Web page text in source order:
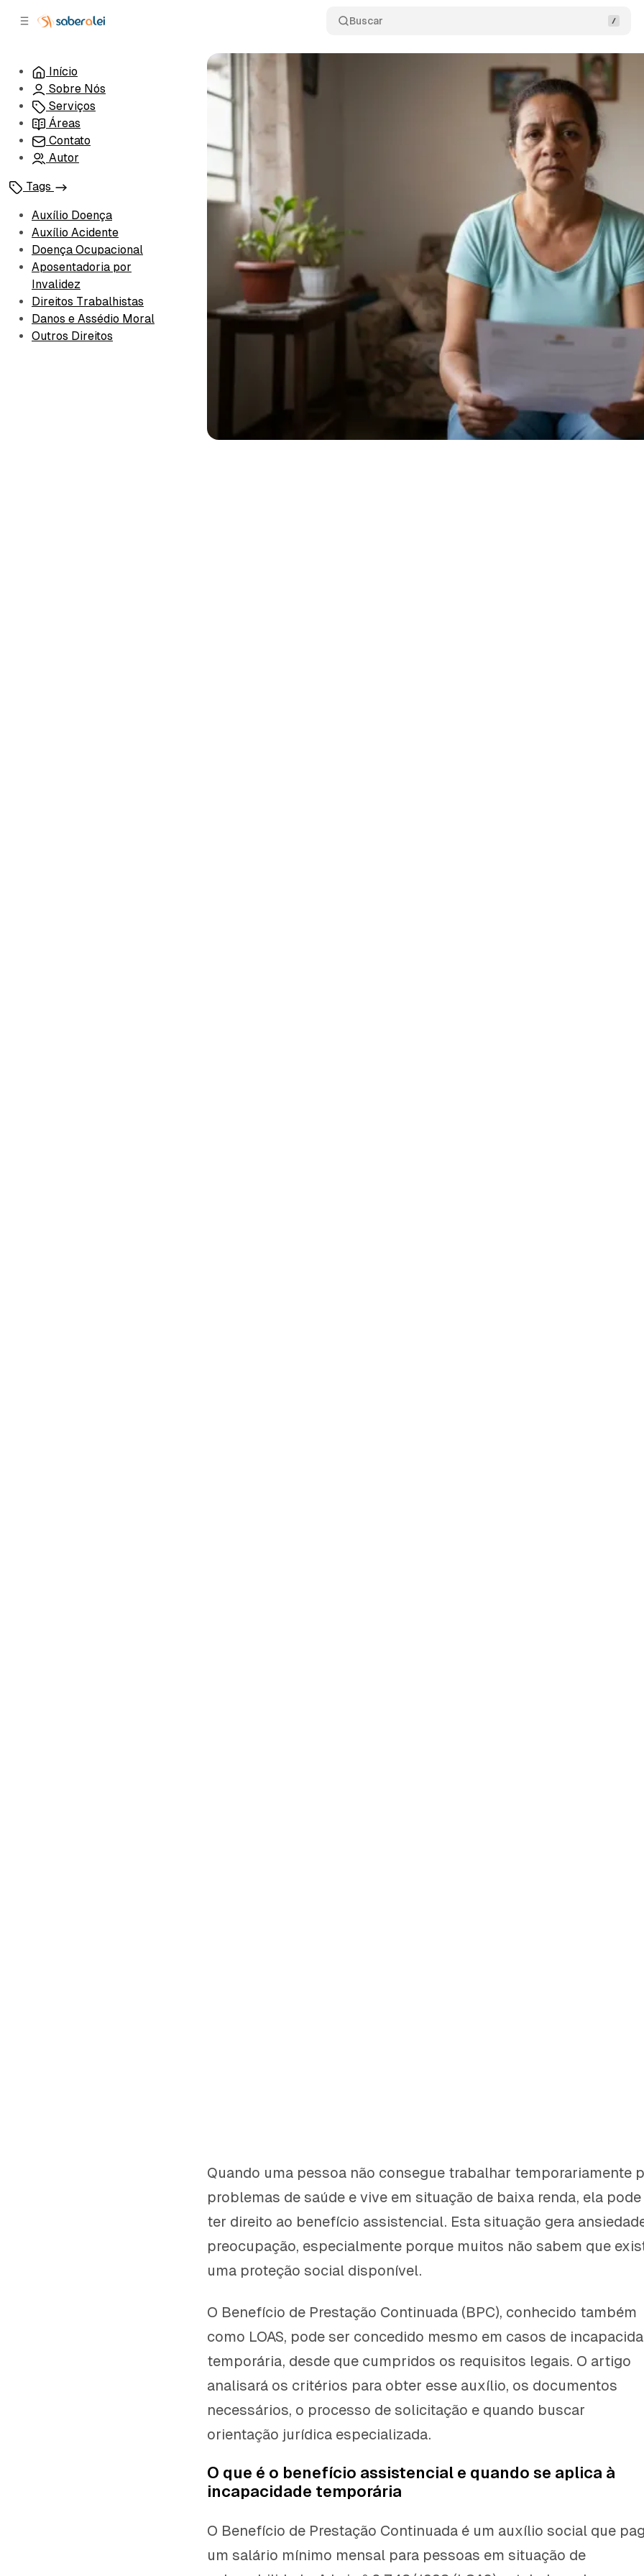
Buscar
Início
Sobre Nós
Serviços
Áreas
Contato
Autor
Tags
Auxílio Doença
Auxílio Acidente
Doença Ocupacional
Aposentadoria por
Invalidez
Direitos Trabalhistas
Danos e Assédio Moral
Outros Direitos
Quando uma pessoa não consegue trabalhar temporariamente
problemas de saúde e vive em situação de baixa renda, ela pode
ter direito ao benefício assistencial. Esta situação gera
preocupação, especialmente porque muitos não sabem que
uma proteção social disponível.
O Benefício de Prestação Continuada (BPC), conhecido também
como LOAS, pode ser concedido mesmo em casos de
temporária, desde que cumpridos os requisitos legais. O artigo
analisará os critérios para obter esse auxílio, os documentos
necessários, o processo de solicitação e quando buscar
orientação jurídica especializada.
O que é o benefício assistencial e quando se aplica à
incapacidade temporária
O Benefício de Prestação Continuada é um auxílio social que
um salário mínimo mensal para pessoas em situação de